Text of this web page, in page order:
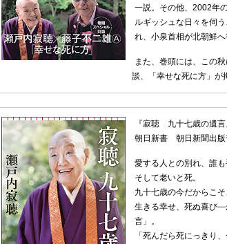
一説。その他、2002年
ルギッシュな日々を伺
れ、小泉首相が北朝鮮
また、巻頭には、この
談、「幸せな死に方」が
『寂聴 九十七歳の遺
朝日新書 朝日新聞出版
愛する人との別れ、誰
そして老いと死。
九十七歳の今だからこ
生きる幸せ、死ぬ喜び—
言」。
「死んだら死にっきり